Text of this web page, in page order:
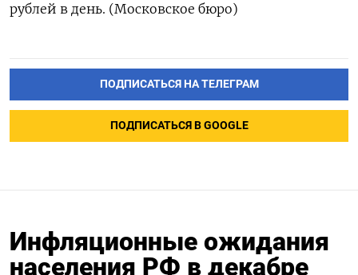
рублей в день. (Московское бюро)
ПОДПИСАТЬСЯ НА ТЕЛЕГРАМ
ПОДПИСАТЬСЯ В GOOGLE
Инфляционные ожидания
населения РФ в декабре